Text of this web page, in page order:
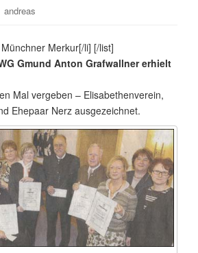
andreas
Merkur[/li] [/list]
Gmund Anton Grafwallner erhielt
Mal vergeben – Elisabethenverein,
Ehepaar Nerz ausgezeichnet.